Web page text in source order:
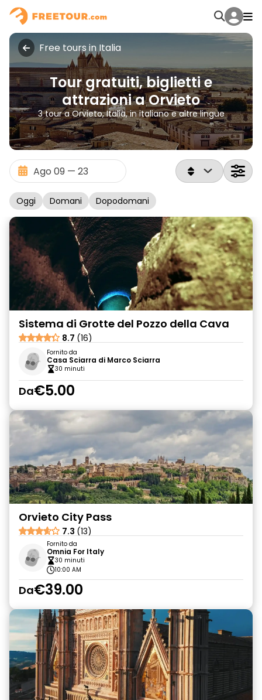
Free tours in Italia
Tour gratuiti, biglietti e
attrazioni a Orvieto
3 tour a Orvieto, Italia, in italiano e altre lingue
Oggi Domani Dopodomani
Sistema di Grotte del Pozzo della Cava
8.7 (16)
Fornito da
Casa Sciarra di Marco Sciarra
30 minuti
Da€5.00
Orvieto City Pass
7.3 (13)
Fornito da
Omnia For Italy
30 minuti
10:00 AM
Da€39.00